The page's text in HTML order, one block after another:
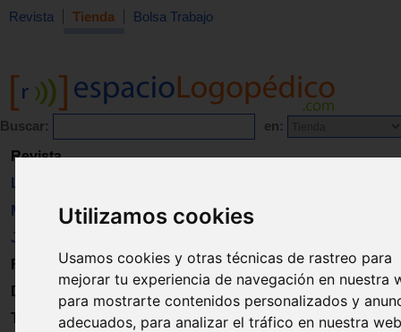
Utilizamos cookies
Usamos cookies y otras técnicas de rastreo para
mejorar tu experiencia de navegación en nuestra
para mostrarte contenidos personalizados y
adecuados, para analizar el tráfico en nuestra
Revista Tienda Bolsa Trabajo
Buscar: en:
Revista
Libros
Material
Juguetes
Formación
Directorio
Trabajo